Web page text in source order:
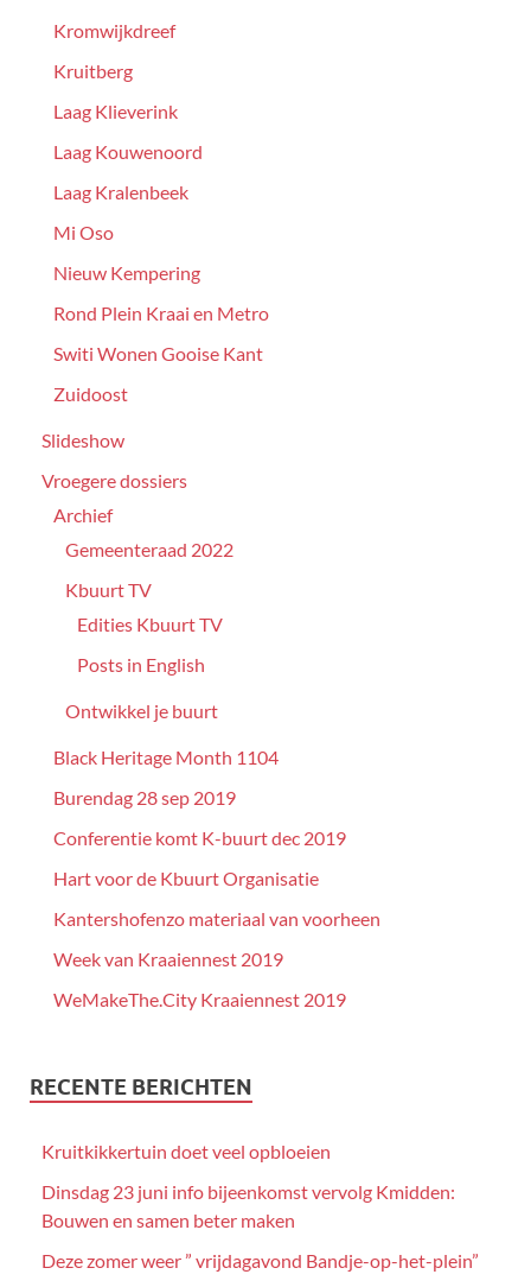
Kromwijkdreef
Kruitberg
Laag Klieverink
Laag Kouwenoord
Laag Kralenbeek
Mi Oso
Nieuw Kempering
Rond Plein Kraai en Metro
Switi Wonen Gooise Kant
Zuidoost
Slideshow
Vroegere dossiers
Archief
Gemeenteraad 2022
Kbuurt TV
Edities Kbuurt TV
Posts in English
Ontwikkel je buurt
Black Heritage Month 1104
Burendag 28 sep 2019
Conferentie komt K-buurt dec 2019
Hart voor de Kbuurt Organisatie
Kantershofenzo materiaal van voorheen
Week van Kraaiennest 2019
WeMakeThe.City Kraaiennest 2019
RECENTE BERICHTEN
Kruitkikkertuin doet veel opbloeien
Dinsdag 23 juni info bijeenkomst vervolg Kmidden:
Bouwen en samen beter maken
Deze zomer weer ” vrijdagavond Bandje-op-het-plein”